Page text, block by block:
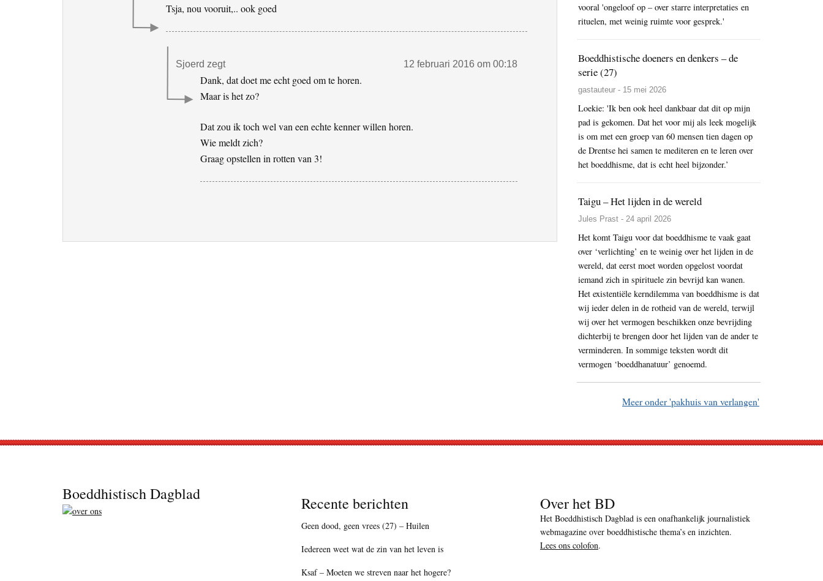
Tsja, nou vooruit,.. ook goed
Sjoerd zegt 12 februari 2016 om 00:18
Dank, dat doet me echt goed om te horen.
Maar is het zo?
Dat zou ik toch wel van een echte kenner willen horen.
Wie meldt zich?
Graag opstellen in rotten van 3!
vooral 'ongeloof op – over starre interpretaties en
rituelen, met weinig ruimte voor gesprek.'
Boeddhistische doeners en denkers – de
serie (27)
gastauteur - 15 mei 2026
Loekie: 'Ik ben ook heel dankbaar dat dit op mijn
pad is gekomen. Dat het voor mij als leek mogelijk
is om met een groep van 60 mensen tien dagen op
de Drentse hei samen te mediteren en te leren over
het boeddhisme, dat is echt heel bijzonder.’
Taigu – Het lijden in de wereld
Jules Prast - 24 april 2026
Het komt Taigu voor dat boeddhisme te vaak gaat
over ‘verlichting’ en te weinig over het lijden in de
wereld, dat eerst moet worden opgelost voordat
iemand zich in spirituele zin bevrijd kan wanen.
Het existentiële kerndilemma van boeddhisme is dat
wij ieder delen in de rotheid van de wereld, terwijl
wij over het vermogen beschikken onze bevrijding
dichterbij te brengen door het lijden van de ander te
verminderen. In sommige teksten wordt dit
vermogen ‘boeddhanatuur’ genoemd.
Meer onder 'pakhuis van verlangen'
Boeddhistisch Dagblad Recente berichten
Geen dood, geen vrees (27) – Huilen
Iedereen weet wat de zin van het leven is
Ksaf – Moeten we streven naar het hogere?
Over het BD
Het Boeddhistisch Dagblad is een onafhankelijk journalistiek
webmagazine over boeddhistische thema’s en inzichten.
Lees ons colofon.